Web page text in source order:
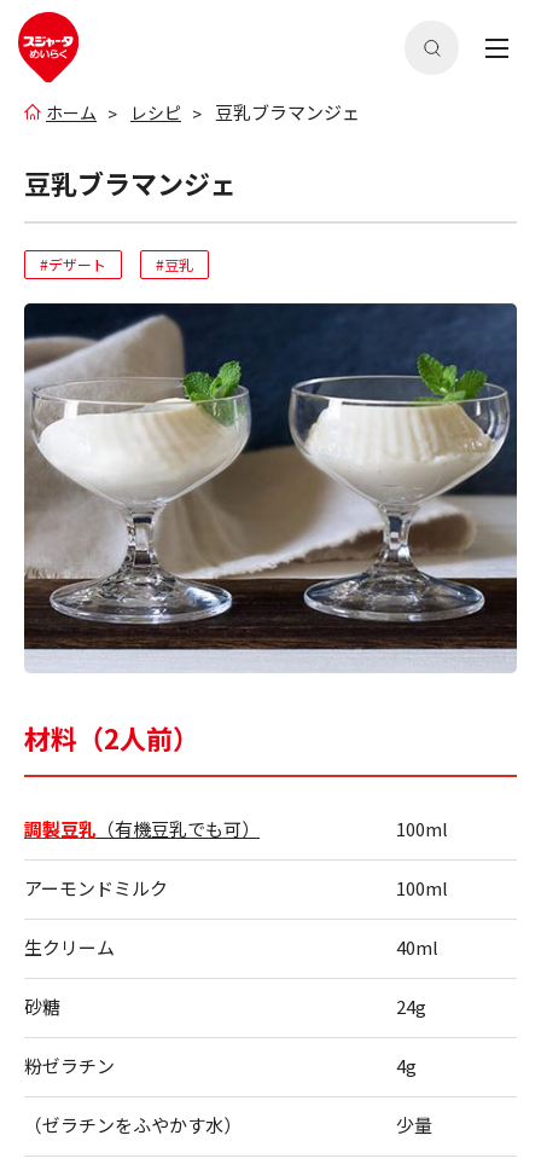
ホーム レシピ 豆乳ブラマンジェ
豆乳ブラマンジェ
#デザート #豆乳
材料（2人前）
調製豆乳 （有機豆乳でも可） 100ml
アーモンドミルク 100ml
生クリーム 40ml
砂糖 24g
粉ゼラチン 4g
（ゼラチンをふやかす水） 少量